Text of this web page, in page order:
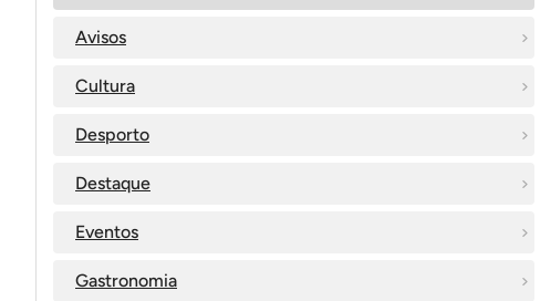
Avisos
Cultura
Desporto
Destaque
Eventos
Gastronomia